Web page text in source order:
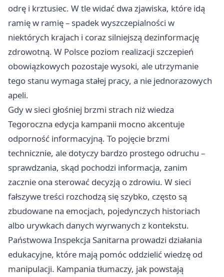
odrę i krztusiec. W tle widać dwa zjawiska, które idą
ramię w ramię – spadek wyszczepialności w
niektórych krajach i coraz silniejszą dezinformację
zdrowotną. W Polsce poziom realizacji szczepień
obowiązkowych pozostaje wysoki, ale utrzymanie
tego stanu wymaga stałej pracy, a nie jednorazowych
apeli.
Gdy w sieci głośniej brzmi strach niż wiedza
Tegoroczna edycja kampanii mocno akcentuje
odporność informacyjną. To pojęcie brzmi
technicznie, ale dotyczy bardzo prostego odruchu –
sprawdzania, skąd pochodzi informacja, zanim
zacznie ona sterować decyzją o zdrowiu. W sieci
fałszywe treści rozchodzą się szybko, często są
zbudowane na emocjach, pojedynczych historiach
albo urywkach danych wyrwanych z kontekstu.
Państwowa Inspekcja Sanitarna prowadzi działania
edukacyjne, które mają pomóc oddzielić wiedzę od
manipulacji. Kampania tłumaczy, jak powstają